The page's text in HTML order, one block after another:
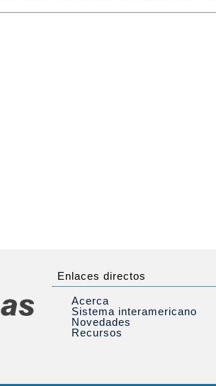
Enlaces directos
Acerca
Sistema interamericano
Novedades
Recursos